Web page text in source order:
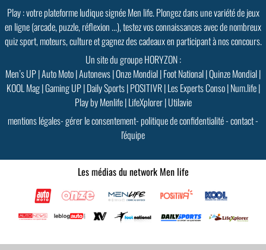
Play : votre plateforme ludique signée Men life. Plongez dans une variété de jeux
en ligne (arcade, puzzle, réflexion ...), testez vos connaissances avec de nombreux
quiz sport, moteurs, culture et gagnez des cadeaux en participant à nos concours.
Un site du groupe HORYZON :
Men’s UP|Auto Moto|Autonews|Onze Mondial|Foot National|Quinze Mondial|
KOOL Mag|Gaming UP|Daily Sports|POSITIVR|Les Experts Conso|Num.life|
Play by Menlife|LifeXplorer|Utilavie
mentions légales-gérer le consentement-politique de confidentialité-contact-
l'équipe
Les médias du network Men life